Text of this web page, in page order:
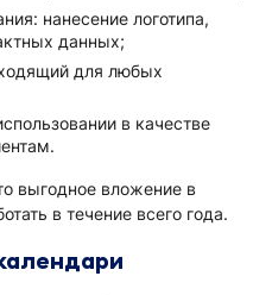
нанесение логотипа,
данных;
для любых
в качестве
выгодное вложение в
в течение всего года.